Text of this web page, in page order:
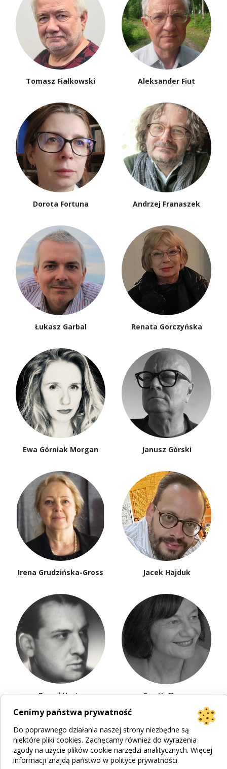
Tomasz Fiałkowski Aleksander Fiut
Dorota Fortuna Andrzej Franaszek
Łukasz Garbal Renata Gorczyńska
Ewa Górniak Morgan Janusz Górski
Irena Grudzińska-Gross Jacek Hajduk
Paweł Hertz Eva Hoffman
Cenimy państwa prywatność
Do poprawnego działania naszej strony niezbędne są
niektóre pliki cookies. Zachęcamy również do wyrażenia
zgody na użycie plików cookie narzędzi analitycznych. Więcej
informacji znajdą państwo w polityce prywatności.